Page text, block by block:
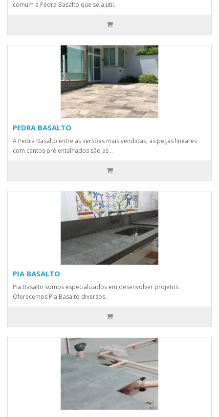
comum a Pedra Basalto que seja util..
PEDRA BASALTO
A Pedra Basalto entre as versões mais vendidas, as peças lineares
com cantos pré entalhados são as ..
PIA BASALTO
Pia Basalto somos especializados em desenvolver projetos.
Oferecemos Pia Basalto diversos..